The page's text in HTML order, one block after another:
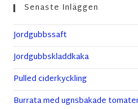
Senaste Inläggen
Jordgubbssaft
Jordgubbskladdkaka
Pulled ciderkyckling
Burrata med ugnsbakade